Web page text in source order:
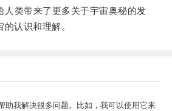
类带来了更多关于宇宙奥秘的发
认识和理解。
助我解决很多问题。比如，我可以使用它来